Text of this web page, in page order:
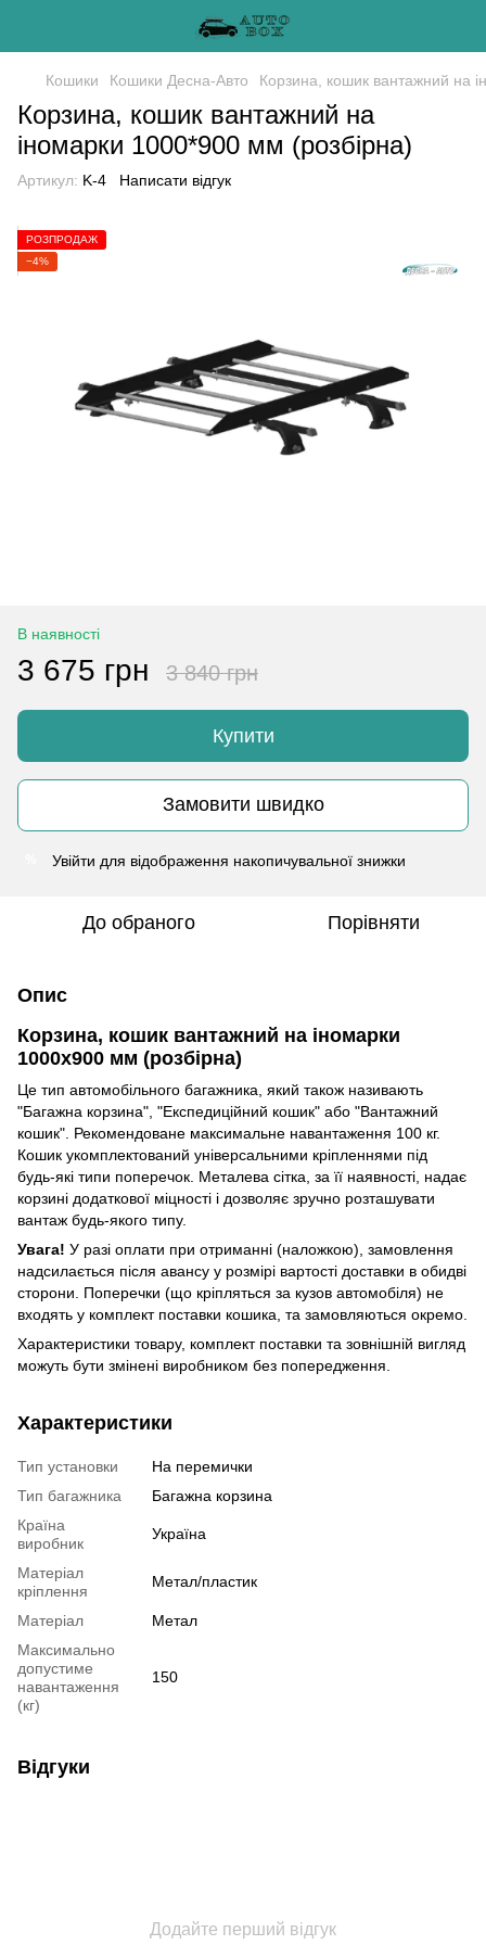
Кошики Кошики Десна-Авто Корзина, кошик вантажний на
Корзина, кошик вантажний на
іномарки 1000*900 мм (розбірна)
Артикул: K-4 Написати відгук
РОЗПРОДАЖ
−4%
В наявності
3 675 грн 3 840 грн
Купити
Замовити швидко
Увійти для відображення накопичувальної знижки
До обраного Порівняти
Опис
Корзина, кошик вантажний на іномарки
1000x900 мм (розбірна)
Це тип автомобільного багажника, який також називають
"Багажна корзина", "Експедиційний кошик" або "Вантажний
кошик". Рекомендоване максимальне навантаження 100 кг.
Кошик укомплектований універсальними кріпленнями під
будь-які типи поперечок. Металева сітка, за її наявності, надає
корзині додаткової міцності і дозволяє зручно розташувати
вантаж будь-якого типу.
Увага! У разі оплати при отриманні (наложкою), замовлення
надсилається після авансу у розмірі вартості доставки в обидві
сторони. Поперечки (що кріпляться за кузов автомобіля) не
входять у комплект поставки кошика, та замовляються окремо.
Характеристики товару, комплект поставки та зовнішній вигляд
можуть бути змінені виробником без попередження.
Характеристики
Тип установки
На перемички
Тип багажника
Багажна корзина
Країна
виробник
Україна
Матеріал
кріплення
Метал/пластик
Матеріал
Метал
Максимально
допустиме
навантаження
(кг)
150
Відгуки
Додайте перший відгук